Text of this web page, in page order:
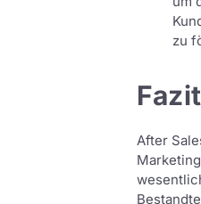
zu
Fazit
After